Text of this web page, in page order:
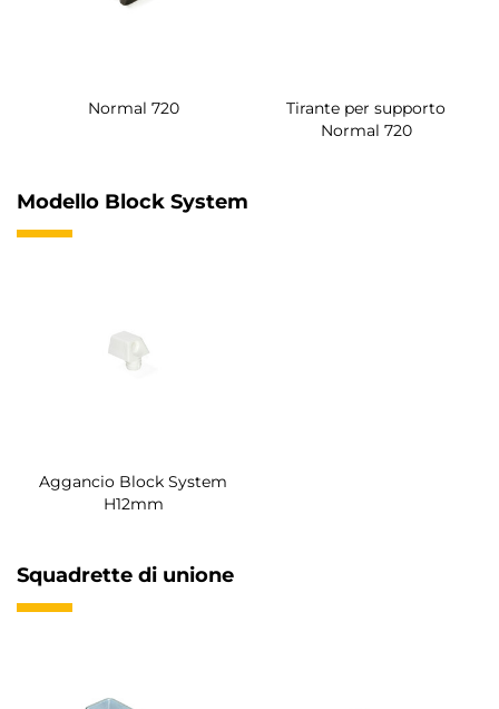
Normal 720
Tirante per supporto
Normal 720
Modello Block System
Aggancio Block System
H12mm
Squadrette di unione